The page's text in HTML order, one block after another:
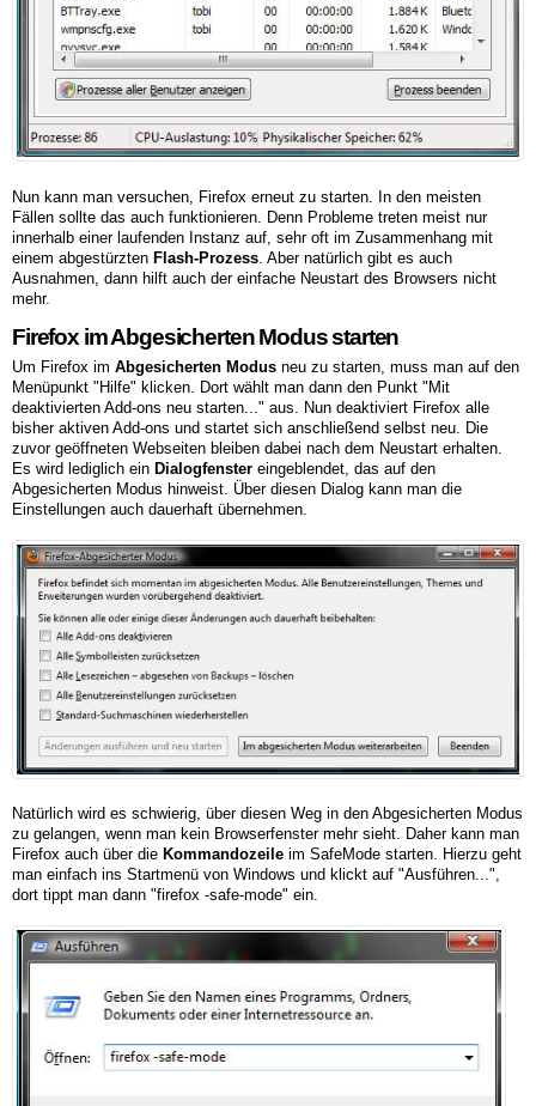
Nun kann man versuchen, Firefox erneut zu starten. In den meisten
Fällen sollte das auch funktionieren. Denn Probleme treten meist nur
innerhalb einer laufenden Instanz auf, sehr oft im Zusammenhang mit
einem abgestürzten Flash-Prozess. Aber natürlich gibt es auch
Ausnahmen, dann hilft auch der einfache Neustart des Browsers nicht
mehr.
Firefox im Abgesicherten Modus starten
Um Firefox im Abgesicherten Modus neu zu starten, muss man auf den
Menüpunkt "Hilfe" klicken. Dort wählt man dann den Punkt "Mit
deaktivierten Add-ons neu starten..." aus. Nun deaktiviert Firefox alle
bisher aktiven Add-ons und startet sich anschließend selbst neu. Die
zuvor geöffneten Webseiten bleiben dabei nach dem Neustart erhalten.
Es wird lediglich ein Dialogfenster eingeblendet, das auf den
Abgesicherten Modus hinweist. Über diesen Dialog kann man die
Einstellungen auch dauerhaft übernehmen.
Natürlich wird es schwierig, über diesen Weg in den Abgesicherten Modus
zu gelangen, wenn man kein Browserfenster mehr sieht. Daher kann man
Firefox auch über die Kommandozeile im SafeMode starten. Hierzu geht
man einfach ins Startmenü von Windows und klickt auf "Ausführen...",
dort tippt man dann "firefox -safe-mode" ein.